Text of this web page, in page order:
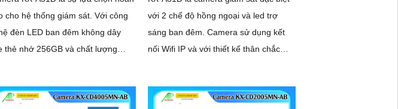
hệ thống giám sát. Với công
đèn LED ban đêm không dây
thẻ nhớ 256GB và chất lượng
với 2 chế độ hồng ngoại và led trợ
sáng ban đêm. Camera sử dụng kết
nối Wifi IP và với thiết kế thân chắc
kèm với âm thanh